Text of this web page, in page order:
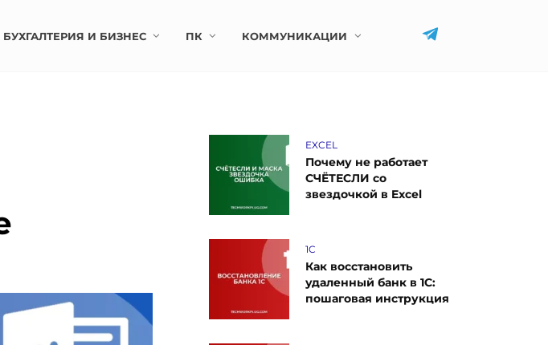
БУХГАЛТЕРИЯ И БИЗНЕС ПК КОММУНИКАЦИИ
EXCEL
Почему не работает
СЧЁТЕСЛИ со
звездочкой в Excel
1C
Как восстановить
удаленный банк в 1С:
пошаговая инструкция